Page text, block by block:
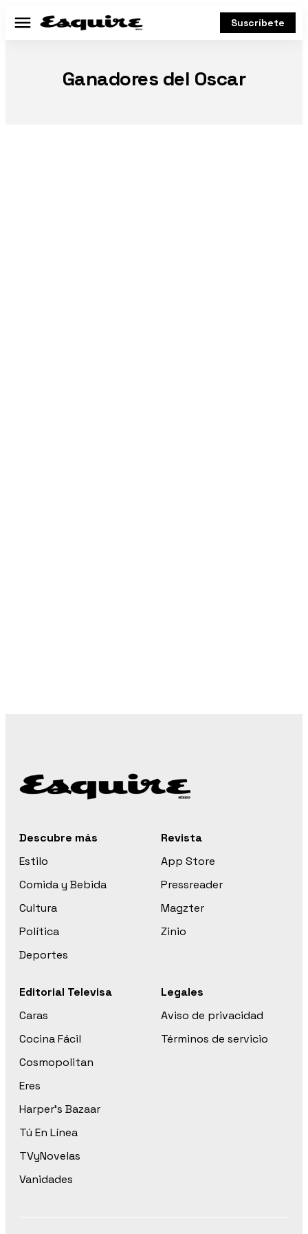
Menú Suscríbete
Ganadores del Oscar
Descubre más
Estilo
Comida y Bebida
Cultura
Política
Deportes
Revista
App Store
Pressreader
Magzter
Zinio
Editorial Televisa
Caras
Cocina Fácil
Cosmopolitan
Eres
Harper’s Bazaar
Tú En Línea
TVyNovelas
Vanidades
Legales
Aviso de privacidad
Términos de servicio